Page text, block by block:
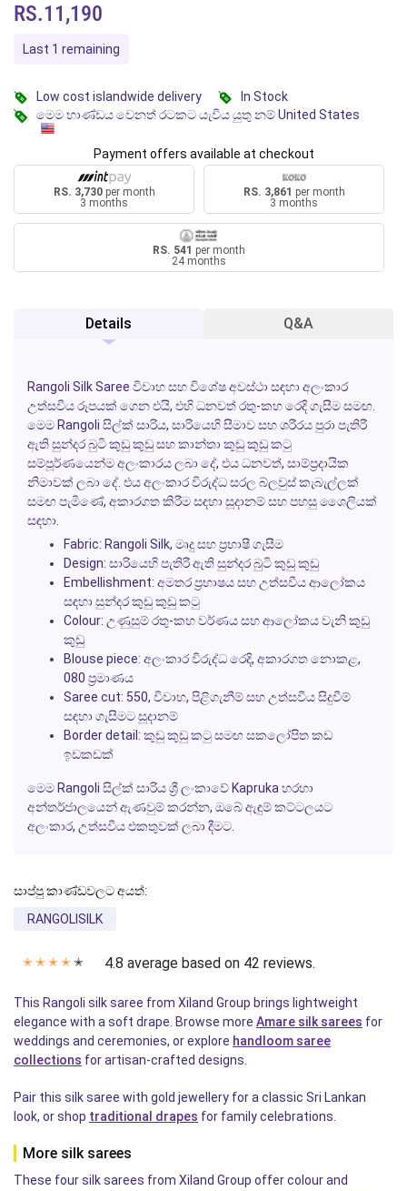
RS.11,190
Last 1 remaining
Low cost islandwide delivery
In Stock
මෙම භාණ්ඩය වෙනත් රටකට යැවිය යුතු නම් United States
Payment offers available at checkout
RS. 3,730per month
3 months
RS. 3,861 per month
3 months
RS. 541 per month
24 months
Details Q&A
Rangoli Silk Saree විවාහ සහ විශේෂ අවස්ථා සඳහා අලංකාර
උත්සවීය රූපයක් ගෙන එයි, එහි ධනවත් රතු-කහ රෙදි ගැසීම සමඟ.
මෙම Rangoli සිල්ක් සාරිය, සාරියෙහි සීමාව සහ ශරීරය පුරා පැතිරී
ඇති සුන්දර බුටි කුඩු කුඩු සහ කාන්තා කුඩු කුඩු කටු
සම්පූර්ණයෙන්ම අලංකාරය ලබා දේ, එය ධනවත්, සාම්ප්‍රදායික
නිමාවක් ලබා දේ. එය අලංකාර විරුද්ධ සරල බ්ලවුස් කැබැල්ලක්
සමඟ පැමිණේ, අකාරගත කිරීම සඳහා සූදානම් සහ පහසු ශෛලියක්
සඳහා.
Fabric: Rangoli Silk, මෘදු සහ ප්‍රභාෂී ගැසීම
Design: සාරියෙහි පැතිරී ඇති සුන්දර බුටි කුඩු කුඩු
Embellishment: අමතර ප්‍රභාෂය සහ උත්සවීය ආලෝකය
සඳහා සුන්දර කුඩු කුඩු කටු
Colour: උණුසුම් රතු-කහ වර්ණය සහ ආලෝකය වැනි කුඩු
කුඩු
Blouse piece: අලංකාර විරුද්ධ රෙදි, අකාරගත නොකළ,
080 ප්‍රමාණය
Saree cut: 550, විවාහ, පිළිගැනීම් සහ උත්සවීය සිදුවීම්
සඳහා ගැසීමට සූදානම්
Border detail: කුඩු කුඩු කටු සමඟ සකලෝපිත කඩ
ඉඩකඩක්
මෙම Rangoli සිල්ක් සාරිය ශ්‍රී ලංකාවේ Kapruka හරහා
අන්තර්ජාලයෙන් ඇණවුම් කරන්න, ඔබේ ඇඳුම් කට්ටලයට
අලංකාර, උත්සවීය එකතුවක් ලබා දීමට.
සාප්පු කාණ්ඩවලට අයත්:
RANGOLISILK
✭ ✭ ✭ ✭ ✭ 4.8 average based on 42 reviews.
This Rangoli silk saree from Xiland Group brings lightweight
elegance with a soft drape. Browse more Amare silk sarees for
weddings and ceremonies, or explore handloom saree
collections for artisan-crafted designs.
Pair this silk saree with gold jewellery for a classic Sri Lankan
look, or shop traditional drapes for family celebrations.
More silk sarees
These four silk sarees from Xiland Group offer colour and